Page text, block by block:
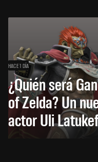
HACE 1 DÍA
¿Quién será
of Zelda? Un
actor Uli